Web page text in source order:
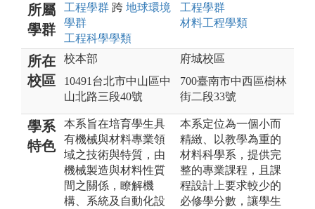
所屬
學群
工程學群 跨 地球環境
學群
工程科學學類
工程學群
材料工程學類
所在
校區
校本部
10491台北市中山區中
山北路三段40號
府城校區
700臺南市中西區樹林
街二段33號
學系
特色
本系旨在培育學生具
有機械與材料專業領
域之技術與特質，由
機械製造與材料性質
間之關係，瞭解機
構、系統及自動化設
本系定位為一個小而
精緻、以教學為重的
材料科學系，提供完
整的專業課程，且課
程設計上要求較少的
必修學分數，讓學生